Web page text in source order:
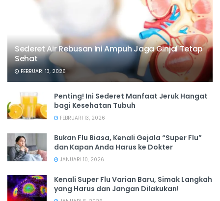
Sederet Air Rebusan Ini Ampuh Jaga Ginjal Tetap
Sehat
FEBRUARI 13, 2026
Penting! Ini Sederet Manfaat Jeruk Hangat
bagi Kesehatan Tubuh
FEBRUARI 13, 2026
Bukan Flu Biasa, Kenali Gejala “Super Flu”
dan Kapan Anda Harus ke Dokter
JANUARI 10, 2026
Kenali Super Flu Varian Baru, Simak Langkah
yang Harus dan Jangan Dilakukan!